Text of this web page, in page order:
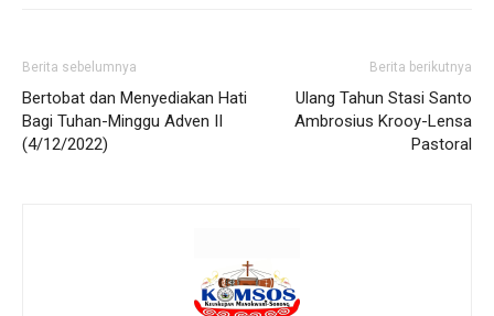
Berita sebelumnya
Bertobat dan Menyediakan Hati
Bagi Tuhan-Minggu Adven II
(4/12/2022)
Berita berikutnya
Ulang Tahun Stasi Santo
Ambrosius Krooy-Lensa
Pastoral